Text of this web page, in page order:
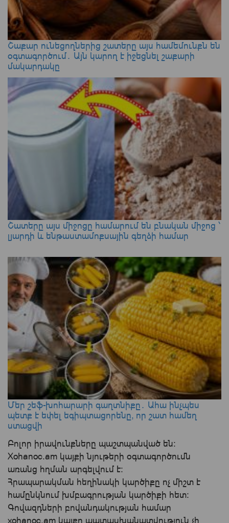
Շաքար ունեցողներից շատերը այս համեմունքն են
օգտագործում․ Այն կարող է իջեցնել շաքարի
մակարդակը
Շատերը այս միջոցը համարում են բնական միջոց ՝
լյարդի և ենթաստամոքսային գեղձի համար
Մեր շեֆ-խոհարարի գաղտնիքը․ Ահա ինչպես
պետք է եփել եգիպտացորենը, որ շատ համեղ
ստացվի
Բոլոր իրավունքները պաշտպանված են:
Xohanoc.am կայքի նյութերի օգտագործումն
առանց հղման արգելվում է:
Հրապարակման հեղինակի կարծիքը ոչ միշտ է
համընկնում խմբագրության կարծիքի հետ:
Գովազդների բովանդակության համար
xohanoc.am կայքը պատասխանատվություն չի